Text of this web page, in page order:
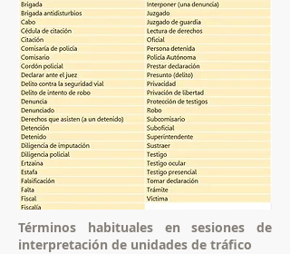
Términos habituales en sesiones de
interpretación de unidades de tráfico